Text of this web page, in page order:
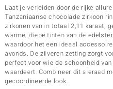
Laat je verleiden door de rijke
Tanzaniaanse chocolade zirkoon
zirkonen van in totaal 2,11 karaat,
warme, diepe tinten van de
waardoor het een ideaal
avonds. De zilveren zetting zorgt
perfect voor wie de schoonheid
waardeert. Combineer dit sieraad
gecoördineerde look.